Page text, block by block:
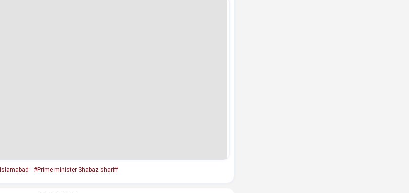
#Prime minister Shabaz shariff